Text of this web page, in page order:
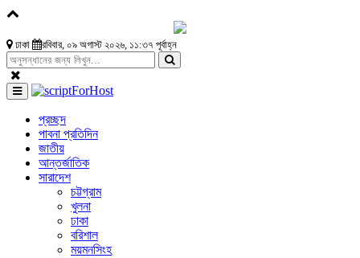
ঢাকা রবিবার, ০৯ অগাস্ট ২০২৬, ১১:৩৭ পূর্বাহ্ন
প্রচ্ছদ
পাবনা প্রতিদিন
জাতীয়
আন্তর্জাতিক
সারাদেশ
চট্টগ্রাম
খুলনা
ঢাকা
বরিশাল
ময়মনসিংহ